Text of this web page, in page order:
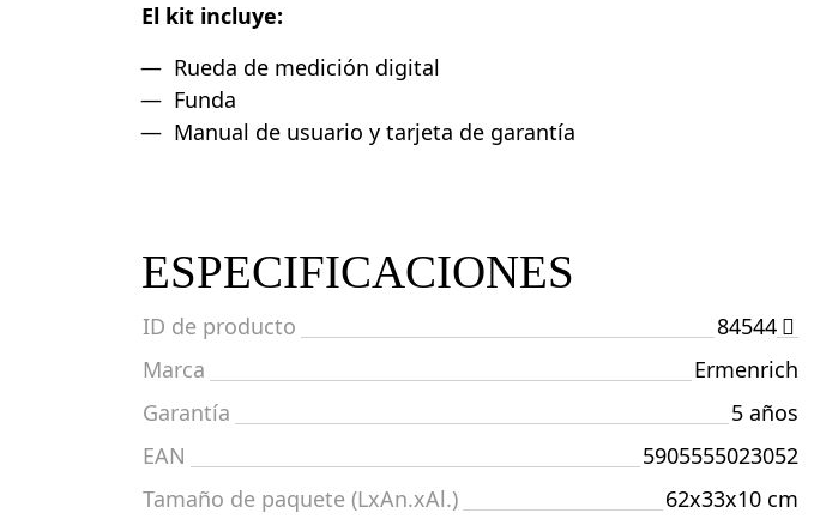
El kit incluye:
Rueda de medición digital
Funda
Manual de usuario y tarjeta de garantía
ESPECIFICACIONES
ID de producto
84544
Marca
Ermenrich
Garantía
5 años
EAN
5905555023052
Tamaño de paquete (LxAn.xAl.)
62x33x10 cm